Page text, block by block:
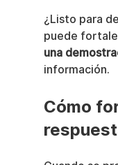
¿Listo para
puede
una
información.
Cómo